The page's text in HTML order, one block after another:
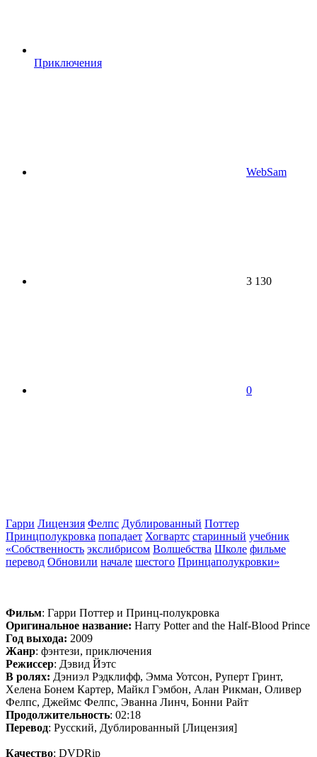
Приключения
WebSam
3 130
0
Гарри Лицензия Фелпс Дублированный Поттер
Принцполукровка попадает Хогвартс старинный учебник
«Собственность экслибрисом Волшебства Школе фильме
перевод Обновили начале шестого Принцаполукровки»
Фильм: Гарри Поттер и Принц-полукровка
Оригинальное название: Harry Potter and the Half-Blood Prince
Год выхода: 2009
Жанр: фэнтези, приключения
Режиссер: Дэвид Йэтс
В ролях: Дэниэл Рэдклифф, Эмма Уотсон, Руперт Гринт,
Хелена Бонем Картер, Майкл Гэмбон, Алан Рикман, Оливер
Фелпс, Джеймс Фелпс, Эванна Линч, Бонни Райт
Продолжительность: 02:18
Перевод: Русский, Дублированный [Лицензия]
Качество: DVDRip